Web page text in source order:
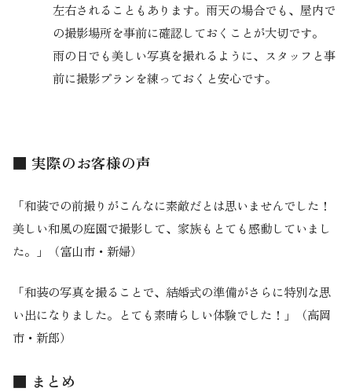
左右されることもあります。雨天の場合でも、屋内で
の撮影場所を事前に確認しておくことが大切です。
雨の日でも美しい写真を撮れるように、スタッフと事
前に撮影プランを練っておくと安心です。
■ 実際のお客様の声
「和装での前撮りがこんなに素敵だとは思いませんでした！
美しい和風の庭園で撮影して、家族もとても感動していまし
た。」（富山市・新婦）
「和装の写真を撮ることで、結婚式の準備がさらに特別な思
い出になりました。とても素晴らしい体験でした！」（高岡
市・新郎）
■ まとめ